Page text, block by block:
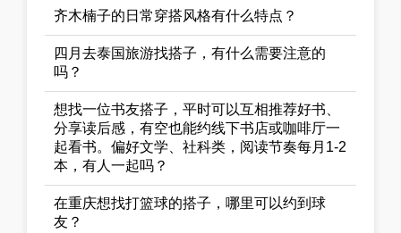
齐木楠子的日常穿搭风格有什么特点？
四月去泰国旅游找搭子，有什么需要注意的
吗？
想找一位书友搭子，平时可以互相推荐好书、
分享读后感，有空也能约线下书店或咖啡厅一
起看书。偏好文学、社科类，阅读节奏每月1-2
本，有人一起吗？
在重庆想找打篮球的搭子，哪里可以约到球
友？